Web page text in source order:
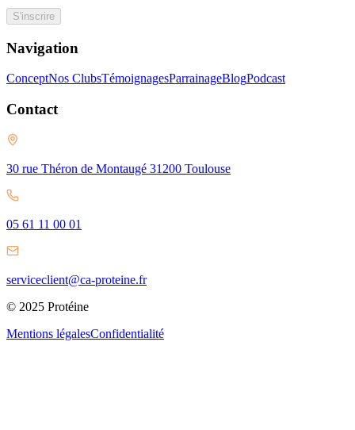
S'inscrire
Navigation
ConceptNos ClubsTémoignagesParrainageBlogPodcast
Contact
30 rue Théron de Montaugé 31200 Toulouse
05 61 11 00 01
serviceclient@ca-proteine.fr
© 2025 Protéine
Mentions légalesConfidentialité